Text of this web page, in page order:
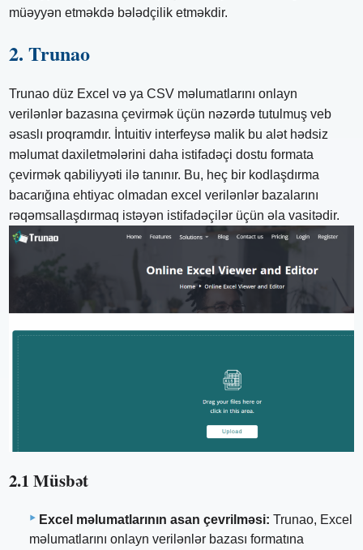
müəyyən etməkdə bələdçilik etməkdir.
2. Trunao
Trunao düz Excel və ya CSV məlumatlarını onlayn
verilənlər bazasına çevirmək üçün nəzərdə tutulmuş veb
əsaslı proqramdır. İntuitiv interfeysə malik bu alət hədsiz
məlumat daxiletmələrini daha istifadəçi dostu formata
çevirmək qabiliyyəti ilə tanınır. Bu, heç bir kodlaşdırma
bacarığına ehtiyac olmadan excel verilənlər bazalarını
rəqəmsallaşdırmaq istəyən istifadəçilər üçün əla vasitədir.
2.1 Müsbət
Excel məlumatlarının asan çevrilməsi: Trunao, Excel
məlumatlarını onlayn verilənlər bazası formatına